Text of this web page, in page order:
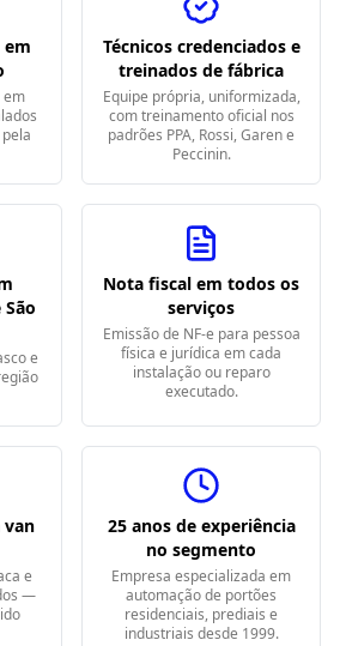
em
em
Técnicos credenciados e
treinados de fábrica
Equipe própria, uniformizada,
com treinamento oficial nos
padrões PPA, Rossi, Garen e
Peccinin.
e
Nota fiscal em todos os
serviços
Emissão de NF-e para pessoa
física e jurídica em cada
instalação ou reparo
executado.
van
e
—
25 anos de experiência
no segmento
Empresa especializada em
automação de portões
residenciais, prediais e
industriais desde 1999.